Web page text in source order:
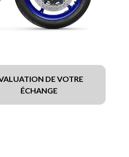
DE VOTRE
ÉCHANGE